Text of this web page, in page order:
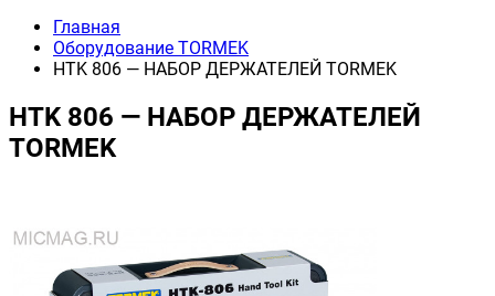
Главная
Оборудование TORMEK
HTK 806 — НАБОР ДЕРЖАТЕЛЕЙ TORMEK
HTK 806 — НАБОР ДЕРЖАТЕЛЕЙ
TORMEK